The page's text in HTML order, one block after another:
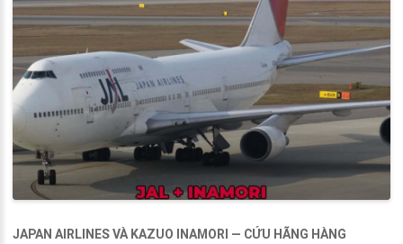
JAPAN AIRLINES VÀ KAZUO INAMORI — CỨU HÃNG HÀNG